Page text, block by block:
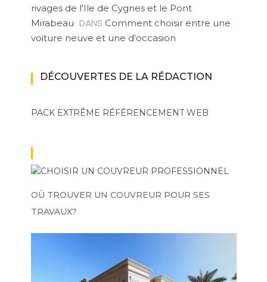
rivages de l'Ile de Cygnes et le Pont
Mirabeau DANS Comment choisir entre une
voiture neuve et une d’occasion
DÉCOUVERTES DE LA RÉDACTION
PACK EXTRÊME RÉFÉRENCEMENT WEB
OÙ TROUVER UN COUVREUR POUR SES
TRAVAUX?